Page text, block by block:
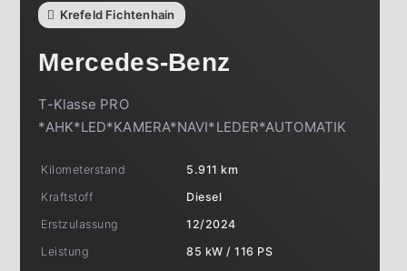
Krefeld Fichtenhain
Mercedes-Benz
T-Klasse PRO
*AHK*LED*KAMERA*NAVI*LEDER*AUTOMATIK
Kilometerstand
5.911 km
Kraftstoff
Diesel
Erstzulassung
12/2024
Leistung
85 kW / 116 PS